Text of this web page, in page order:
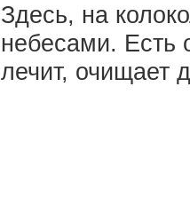
Здесь, на
небесами. Есть
лечит, очищает